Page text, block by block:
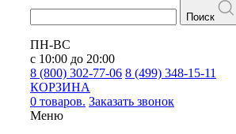
Поиск
ПН-ВС
с 10:00 до 20:00
8 (800) 302-77-06 8 (499) 348-15-11
КОРЗИНА
0 товаров. Заказать звонок
Меню